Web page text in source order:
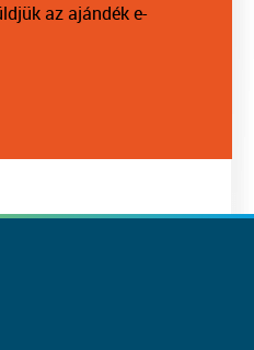
az ajándék e-